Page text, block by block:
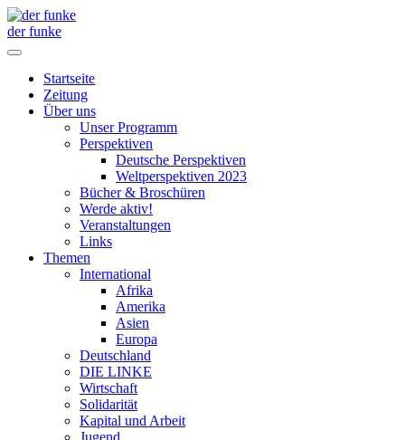
der funke
Startseite
Zeitung
Über uns
Unser Programm
Perspektiven
Deutsche Perspektiven
Weltperspektiven 2023
Bücher & Broschüren
Werde aktiv!
Veranstaltungen
Links
Themen
International
Afrika
Amerika
Asien
Europa
Deutschland
DIE LINKE
Wirtschaft
Solidarität
Kapital und Arbeit
Jugend